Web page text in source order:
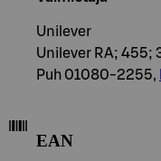
Unilever
Unilever RA; 455;
Puh 01080-2255,
EAN